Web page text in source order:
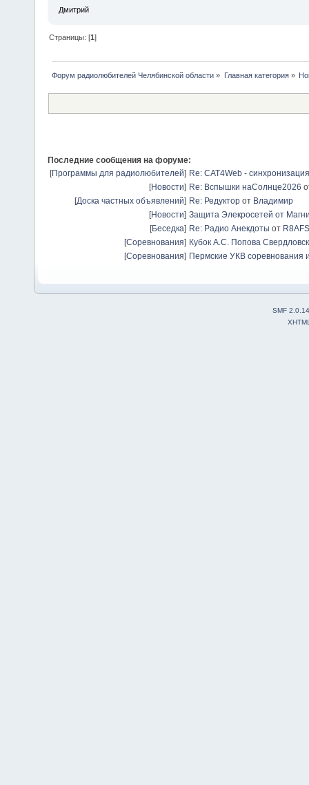
Дмитрий
Страницы: [1]
Форум радиолюбителей Челябинской области » Главная категория»
Последние сообщения на форуме:
[Программы для радиолюбителей] Re: CAT4Web -
[Новости] Re: Вспышки наСолнце2026
[Доска частных объявлений] Re: Редуктор от Владимир
[Новости] Защита Элекросетей от
[Беседка] Re: Радио Анекдоты от R8AFS
[Соревнования] Кубок А.С. Попова
[Соревнования] Пермские УКВ соревнования
SMF 2.0.14